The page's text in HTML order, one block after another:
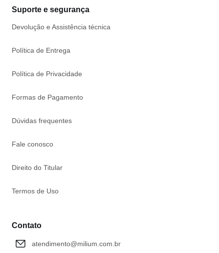
Suporte e segurança
Devolução e Assistência técnica
Política de Entrega
Política de Privacidade
Formas de Pagamento
Dúvidas frequentes
Fale conosco
Direito do Titular
Termos de Uso
Contato
atendimento@milium.com.br